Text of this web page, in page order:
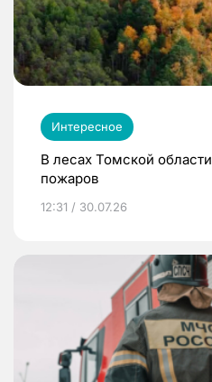
Интересное
В лесах Томской
пожаров
12:31 / 30.07.26